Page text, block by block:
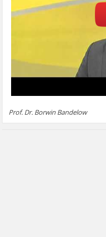
Prof. Dr. Borwin Bandelow